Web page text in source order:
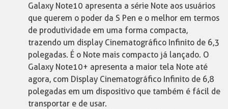
Galaxy Note10 apresenta a série Note aos usuários
que querem o poder da S Pen e o melhor em termos
de produtividade em uma forma compacta,
trazendo um display Cinematográfico Infinito de 6,3
polegadas. É o Note mais compacto já lançado. O
Galaxy Note10+ apresenta a maior tela Note até
agora, com Display Cinematográfico Infinito de 6,8
polegadas em um dispositivo que também é fácil de
transportar e de usar.